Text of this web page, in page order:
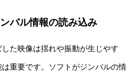
バル情報の読み込み
した映像は揺れや振動が生じやす
は重要です。ソフトがジンバルの情